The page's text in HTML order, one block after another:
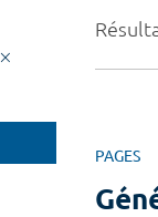
PAGES